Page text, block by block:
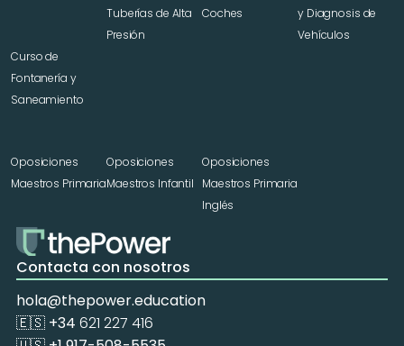
Tuberías de Alta
Presión
Coches
y Diagnosis de
Vehículos
Curso de
Fontanería y
Saneamiento
Oposiciones
Maestros Primaria
Oposiciones
Maestros Infantil
Oposiciones
Maestros Primaria
Inglés
Contacta con nosotros
hola@thepower.education
🇪🇸 +34 621 227 416